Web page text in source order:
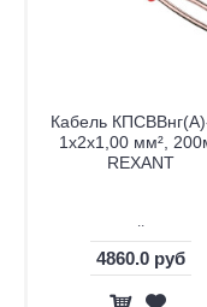
Кабель
1х2х1,00 мм²,
REXANT
4860.0 руб